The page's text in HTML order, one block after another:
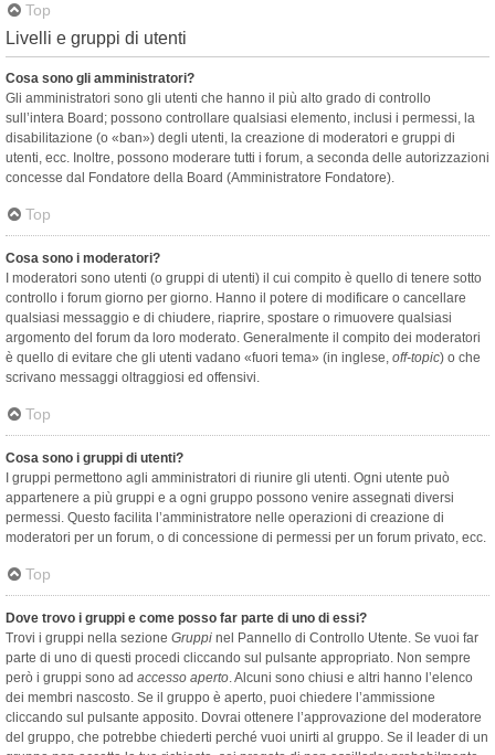
Top
Livelli e gruppi di utenti
Cosa sono gli amministratori?
Gli amministratori sono gli utenti che hanno il più alto grado di controllo
sull’intera Board; possono controllare qualsiasi elemento, inclusi i permessi, la
disabilitazione (o «ban») degli utenti, la creazione di moderatori e gruppi di
utenti, ecc. Inoltre, possono moderare tutti i forum, a seconda delle autorizzazioni
concesse dal Fondatore della Board (Amministratore Fondatore).
Top
Cosa sono i moderatori?
I moderatori sono utenti (o gruppi di utenti) il cui compito è quello di tenere sotto
controllo i forum giorno per giorno. Hanno il potere di modificare o cancellare
qualsiasi messaggio e di chiudere, riaprire, spostare o rimuovere qualsiasi
argomento del forum da loro moderato. Generalmente il compito dei moderatori
è quello di evitare che gli utenti vadano «fuori tema» (in inglese, off-topic) o che
scrivano messaggi oltraggiosi ed offensivi.
Top
Cosa sono i gruppi di utenti?
I gruppi permettono agli amministratori di riunire gli utenti. Ogni utente può
appartenere a più gruppi e a ogni gruppo possono venire assegnati diversi
permessi. Questo facilita l’amministratore nelle operazioni di creazione di
moderatori per un forum, o di concessione di permessi per un forum privato, ecc.
Top
Dove trovo i gruppi e come posso far parte di uno di essi?
Trovi i gruppi nella sezione Gruppi nel Pannello di Controllo Utente. Se vuoi far
parte di uno di questi procedi cliccando sul pulsante appropriato. Non sempre
però i gruppi sono ad accesso aperto. Alcuni sono chiusi e altri hanno l’elenco
dei membri nascosto. Se il gruppo è aperto, puoi chiedere l’ammissione
cliccando sul pulsante apposito. Dovrai ottenere l’approvazione del moderatore
del gruppo, che potrebbe chiederti perché vuoi unirti al gruppo. Se il leader di un